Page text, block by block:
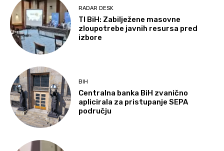
RADAR DESK
TI BiH: Zabilježene masovne
zloupotrebe javnih resursa pred
izbore
BIH
Centralna banka BiH zvanično
aplicirala za pristupanje SEPA
području